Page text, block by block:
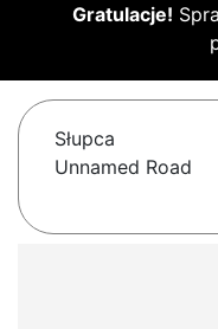
Gratulacje!
Słupca
Unnamed Road